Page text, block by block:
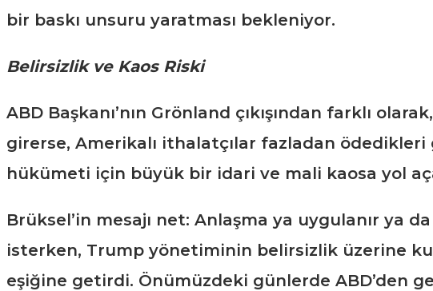
bir baskı unsuru yaratması bekleniyor.
Belirsizlik ve Kaos Riski
ABD Başkanı’nın Grönland çıkışından farklı
girerse, Amerikalı ithalatçılar fazladan
hükümeti için büyük bir idari ve mali kaosa yol
Brüksel’in mesajı net: Anlaşma ya uygulanır ya
isterken, Trump yönetiminin belirsizlik üzerine
eşiğine getirdi. Önümüzdeki günlerde ABD’den